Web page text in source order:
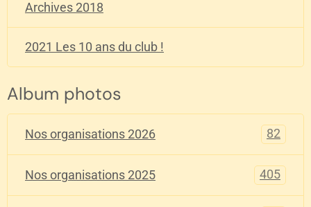
Archives 2018
2021 Les 10 ans du club !
Album photos
Nos organisations 2026 82
Nos organisations 2025 405